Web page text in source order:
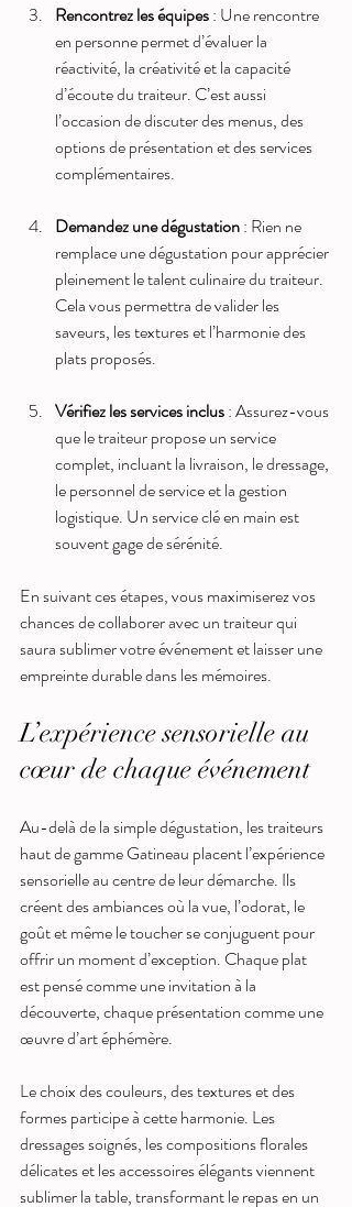
Rencontrez les équipes : Une rencontre
en personne permet d’évaluer la
réactivité, la créativité et la capacité
d’écoute du traiteur. C’est aussi
l’occasion de discuter des menus, des
options de présentation et des services
complémentaires.
Demandez une dégustation : Rien ne
remplace une dégustation pour apprécier
pleinement le talent culinaire du traiteur.
Cela vous permettra de valider les
saveurs, les textures et l’harmonie des
plats proposés.
Vérifiez les services inclus : Assurez-vous
que le traiteur propose un service
complet, incluant la livraison, le dressage,
le personnel de service et la gestion
logistique. Un service clé en main est
souvent gage de sérénité.
En suivant ces étapes, vous maximiserez vos
chances de collaborer avec un traiteur qui
saura sublimer votre événement et laisser une
empreinte durable dans les mémoires.
L’expérience sensorielle au
cœur de chaque événement
Au-delà de la simple dégustation, les traiteurs
haut de gamme Gatineau placent l’expérience
sensorielle au centre de leur démarche. Ils
créent des ambiances où la vue, l’odorat, le
goût et même le toucher se conjuguent pour
offrir un moment d’exception. Chaque plat
est pensé comme une invitation à la
découverte, chaque présentation comme une
œuvre d’art éphémère.
Le choix des couleurs, des textures et des
formes participe à cette harmonie. Les
dressages soignés, les compositions florales
délicates et les accessoires élégants viennent
sublimer la table, transformant le repas en un